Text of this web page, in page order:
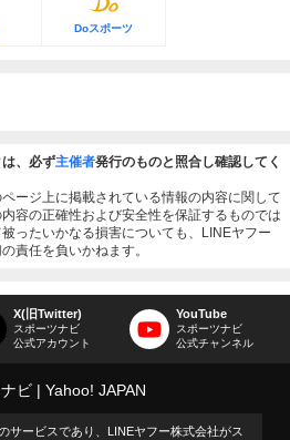
Doスポーツ
、必ず主催者発行のものと照合し確認してく
ージ上に掲載されている情報の内容に関して
容の正確性および安全性を保証するものでは
ったいかなる損害についても、LINEヤフー
責任を負いかねます。
X(旧Twitter)
スポーツナビ
公式アカウント
YouTube
スポーツナビ
公式チャンネル
ビ Yahoo! JAPAN
サービスであり、LINEヤフー株式会社がス